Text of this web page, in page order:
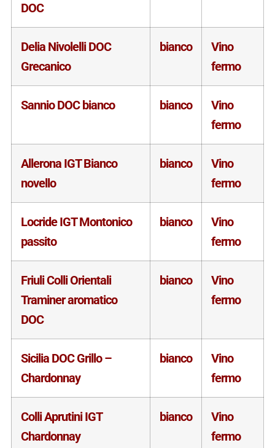
DOC
Delia Nivolelli DOC
Grecanico
bianco
Vino
fermo
Sannio DOC bianco bianco
Vino
fermo
Allerona IGT Bianco
novello
bianco
Vino
fermo
Locride IGT Montonico
passito
bianco
Vino
fermo
Friuli Colli Orientali
Traminer aromatico
DOC
bianco
Vino
fermo
Sicilia DOC Grillo –
Chardonnay
bianco
Vino
fermo
Colli Aprutini IGT
Chardonnay
bianco
Vino
fermo